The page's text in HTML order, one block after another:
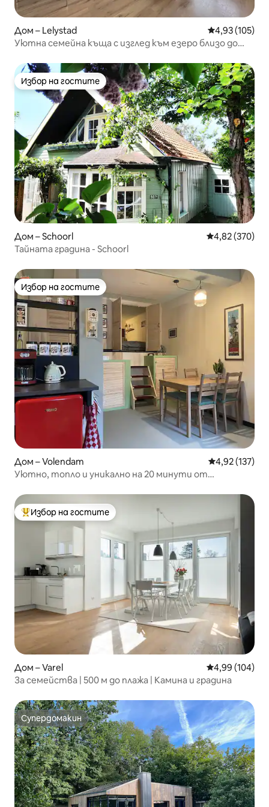
Дом – Lelystad Средна
4,93 (105)
Уютна семейна къща с изглед към езеро близо до
Избор на гостите
Избор на гостите
Дом – Schoorl Средна
4,82 (370)
Тайната градина - Schoorl
Избор на гостите
Избор на гостите
Дом – Volendam Средна
4,92 (137)
Уютно, топло и уникално на 20 минути от
Най-популярен избор на гостите
Избор на гостите
Дом – Varel Средна
4,99 (104)
За семейства | 500 м до плажа | Камина и градина
Супердомакин
Супердомакин